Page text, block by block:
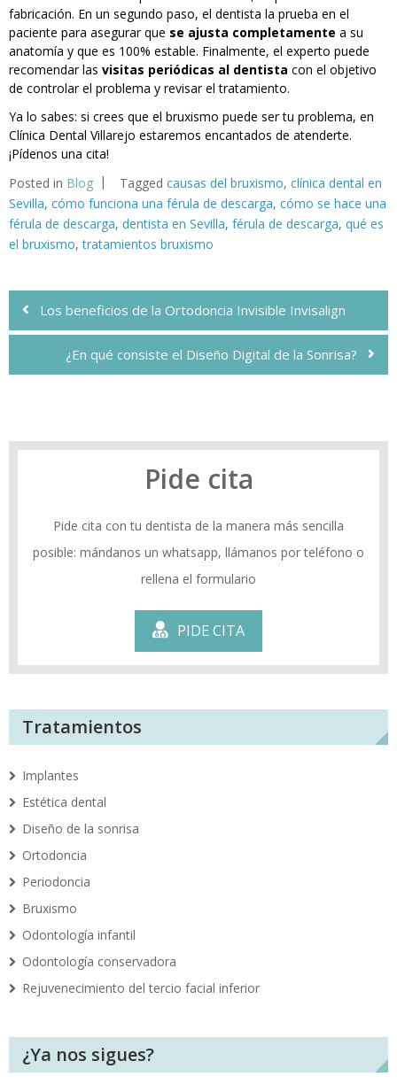
fabricación. En un segundo paso, el dentista la prueba en el
paciente para asegurar que se ajusta completamente a su
anatomía y que es 100% estable. Finalmente, el experto puede
recomendar las visitas periódicas al dentista con el objetivo
de controlar el problema y revisar el tratamiento.
Ya lo sabes: si crees que el bruxismo puede ser tu problema, en
Clínica Dental Villarejo estaremos encantados de atenderte.
¡Pídenos una cita!
Posted in Blog Tagged causas del bruxismo, clínica dental en
Sevilla, cómo funciona una férula de descarga, cómo se hace una
férula de descarga, dentista en Sevilla, férula de descarga, qué es
el bruxismo,tratamientos bruxismo
Navegación
de
entradas
Los beneficios de la Ortodoncia Invisible Invisalign
¿En qué consiste el Diseño Digital de la Sonrisa?
Pide cita
Pide cita con tu dentista de la manera más sencilla
posible: mándanos un whatsapp, llámanos por teléfono o
rellena el formulario
PIDE CITA
Tratamientos
Implantes
Estética dental
Diseño de la sonrisa
Ortodoncia
Periodoncia
Bruxismo
Odontología infantil
Odontología conservadora
Rejuvenecimiento del tercio facial inferior
¿Ya nos sigues?